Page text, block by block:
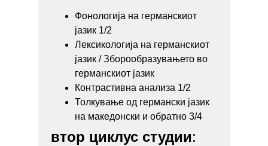
Фонологија на германскиот
јазик 1/2
Лексикологија на германскиот
јазик / Зборообразувањето во
германскиот јазик
Контрастивна анализа 1/2
Толкување од германски јазик
на македонски и обратно 3/4
втор циклус студии: